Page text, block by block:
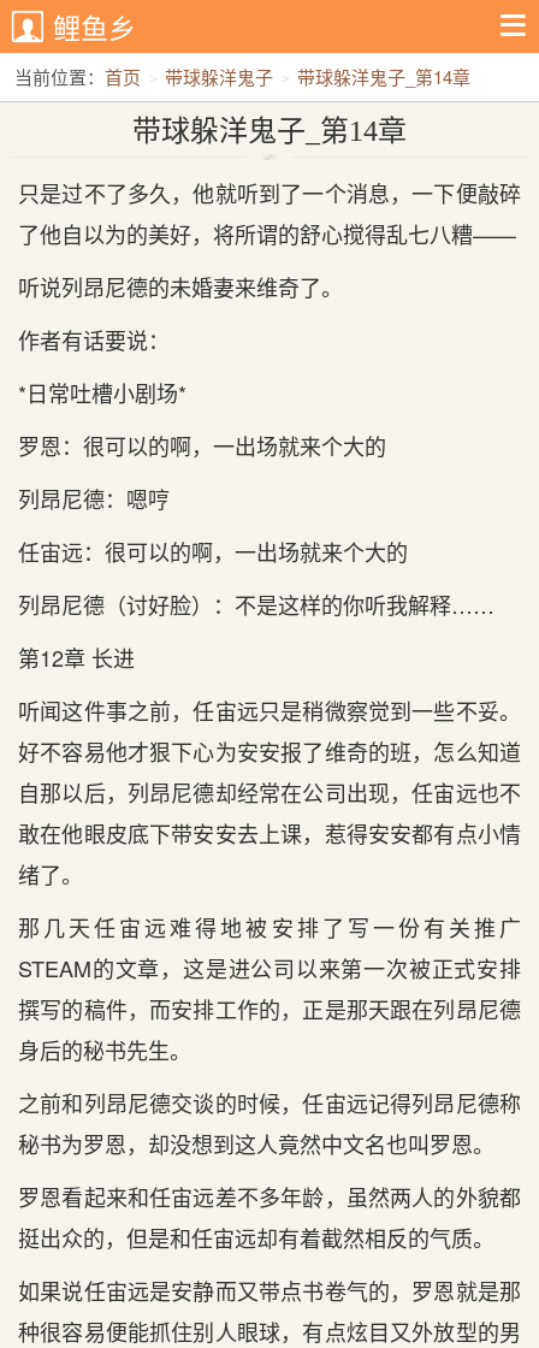
鲤鱼乡
当前位置： 首页 带球躲洋鬼子 带球躲洋鬼子_第14章
带球躲洋鬼子_第14章
只是过不了多久，他就听到了一个消息，一下便敲碎
了他自以为的美好，将所谓的舒心搅得乱七八糟——
听说列昂尼德的未婚妻来维奇了。
作者有话要说：
*日常吐槽小剧场*
罗恩：很可以的啊，一出场就来个大的
列昂尼德：嗯哼
任宙远：很可以的啊，一出场就来个大的
列昂尼德（讨好脸）：不是这样的你听我解释……
第12章 长进
听闻这件事之前，任宙远只是稍微察觉到一些不妥。
好不容易他才狠下心为安安报了维奇的班，怎么知道
自那以后，列昂尼德却经常在公司出现，任宙远也不
敢在他眼皮底下带安安去上课，惹得安安都有点小情
绪了。
那几天任宙远难得地被安排了写一份有关推广
STEAM的文章，这是进公司以来第一次被正式安排
撰写的稿件，而安排工作的，正是那天跟在列昂尼德
身后的秘书先生。
之前和列昂尼德交谈的时候，任宙远记得列昂尼德称
秘书为罗恩，却没想到这人竟然中文名也叫罗恩。
罗恩看起来和任宙远差不多年龄，虽然两人的外貌都
挺出众的，但是和任宙远却有着截然相反的气质。
如果说任宙远是安静而又带点书卷气的，罗恩就是那
种很容易便能抓住别人眼球，有点炫目又外放型的男